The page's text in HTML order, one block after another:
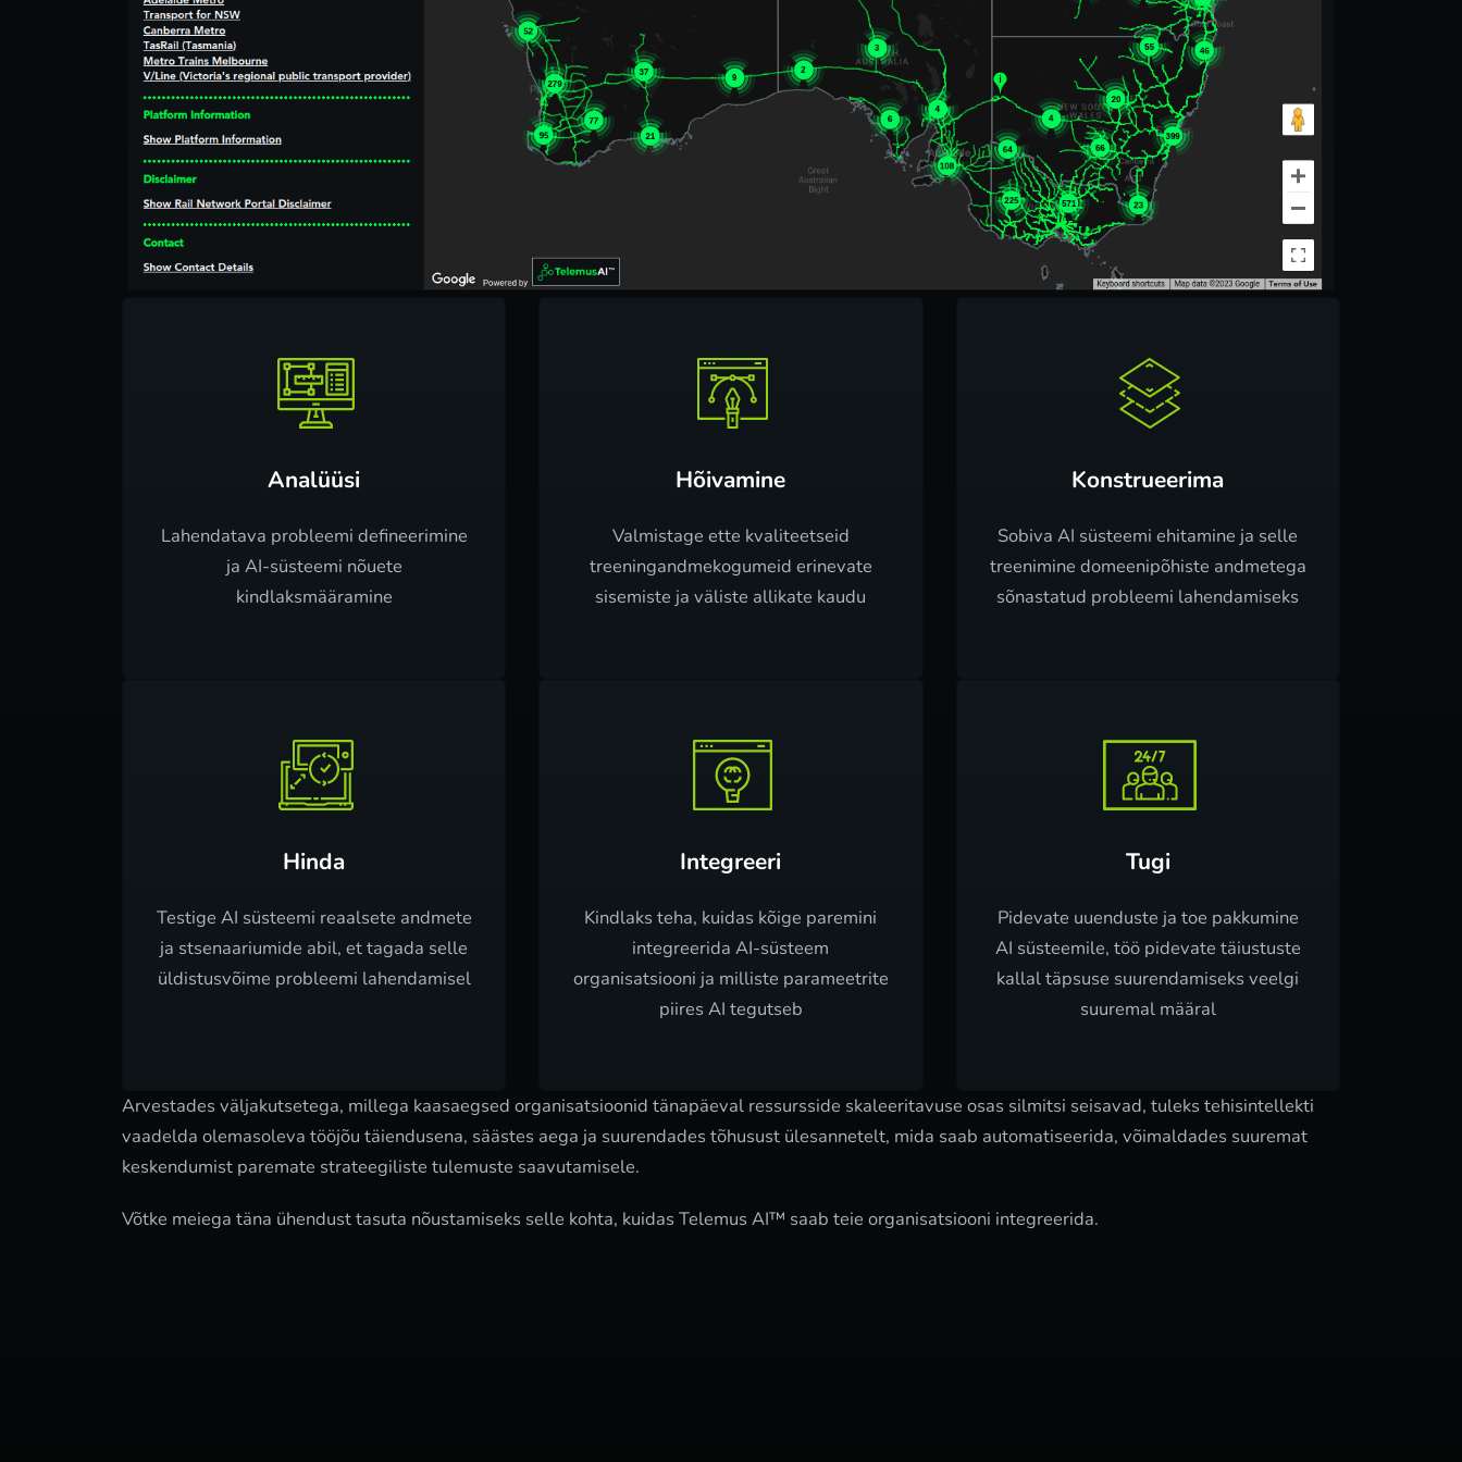
Analüüsi
Lahendatava probleemi defineerimine
ja AI-süsteemi nõuete
kindlaksmääramine
Hõivamine
Valmistage ette kvaliteetseid
treeningandmekogumeid erinevate
sisemiste ja väliste allikate kaudu
Konstrueerima
Sobiva AI süsteemi ehitamine ja selle
treenimine domeenipõhiste andmetega
sõnastatud probleemi lahendamiseks
Hinda
Testige AI süsteemi reaalsete andmete
ja stsenaariumide abil, et tagada selle
üldistusvõime probleemi lahendamisel
Integreeri
Kindlaks teha, kuidas kõige paremini
integreerida AI-süsteem
organisatsiooni ja milliste parameetrite
piires AI tegutseb
Tugi
Pidevate uuenduste ja toe pakkumine
AI süsteemile, töö pidevate täiustuste
kallal täpsuse suurendamiseks veelgi
suuremal määral
Arvestades väljakutsetega, millega kaasaegsed organisatsioonid tänapäeval ressursside skaleeritavuse osas silmitsi seisavad, tuleks tehisintellekti
vaadelda olemasoleva tööjõu täiendusena, säästes aega ja suurendades tõhusust ülesannetelt, mida saab automatiseerida, võimaldades suuremat
keskendumist paremate strateegiliste tulemuste saavutamisele.
Võtke meiega täna ühendust tasuta nõustamiseks selle kohta, kuidas Telemus AI™ saab teie organisatsiooni integreerida.